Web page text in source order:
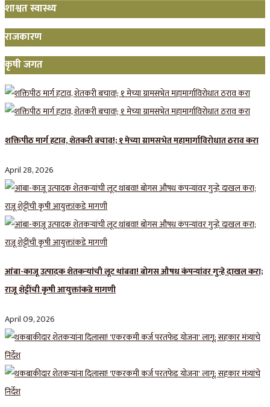
शाश्वत स्वास्थ्य
राजकारण
कृषी जगत
शक्तिपीठ मार्ग हटाव, शेतकरी बचाव!; १ मेच्या ग्रामसभेत महामार्गाविरोधात ठराव करा
April 28, 2026
आंबा-काजू उत्पादक शेतकऱ्यांची लूट थांबवा! बोगस औषध कंपन्यांवर गुन्हे दाखल करा;
राजू शेट्टींची कृषी आयुक्तांकडे मागणी
April 09, 2026